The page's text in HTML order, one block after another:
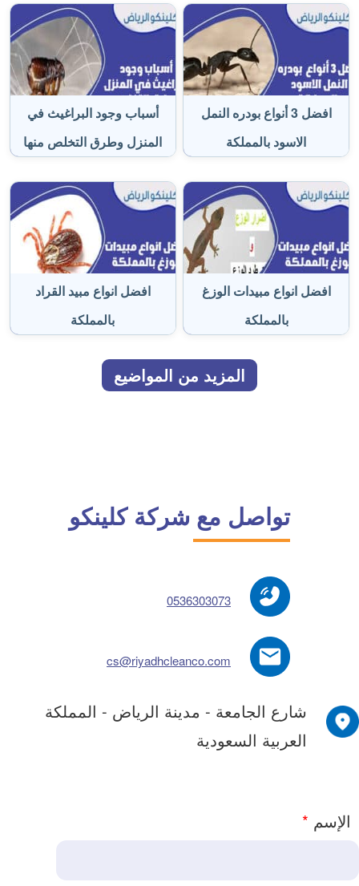
افضل 3 أنواع بودره النمل
الاسود بالمملكة
أسباب وجود البراغيث في
المنزل وطرق التخلص منها
افضل انواع مبيدات الوزغ
بالمملكة
افضل انواع مبيد القراد
بالمملكة
المزيد من المواضيع
تواصل مع شركة كلينكو
0536303073
cs@riyadhcleanco.com
شارع الجامعة - مدينة الرياض - المملكة
العربية السعودية
الإسم *